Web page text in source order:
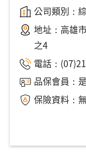
公司類別：
地址： 高雄
之4
電話：
品保會員：是
保險資料：無